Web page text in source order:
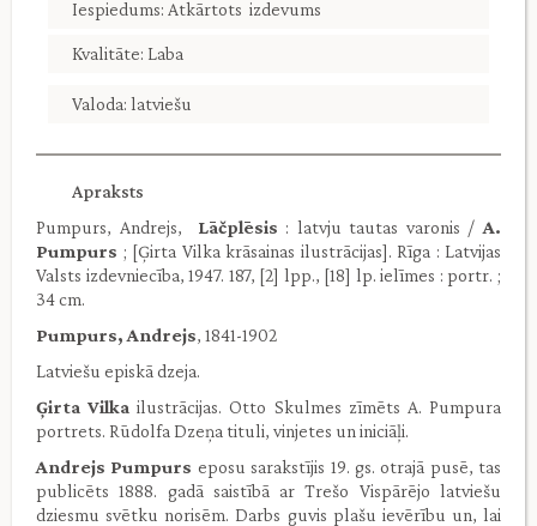
Iespiedums: Atkārtots izdevums
Kvalitāte: Laba
Valoda: latviešu
Apraksts
Pumpurs, Andrejs, Lāčplēsis : latvju tautas varonis /A.
Pumpurs ; [Ģirta Vilka krāsainas ilustrācijas]. Rīga : Latvijas
Valsts izdevniecība, 1947. 187, [2] lpp., [18] lp. ielīmes : portr. ;
34 cm.
Pumpurs, Andrejs, 1841-1902
Latviešu episkā dzeja.
Ģirta Vilka ilustrācijas. Otto Skulmes zīmēts A. Pumpura
portrets. Rūdolfa Dzeņa tituli, vinjetes un iniciāļi.
Andrejs Pumpurs eposu sarakstījis 19. gs. otrajā pusē, tas
publicēts 1888. gadā saistībā ar Trešo Vispārējo latviešu
dziesmu svētku norisēm. Darbs guvis plašu ievērību un, lai